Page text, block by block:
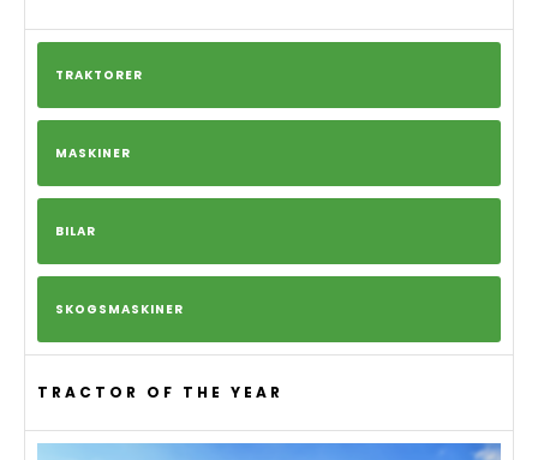
TRAKTORER
MASKINER
BILAR
SKOGSMASKINER
TRACTOR OF THE YEAR